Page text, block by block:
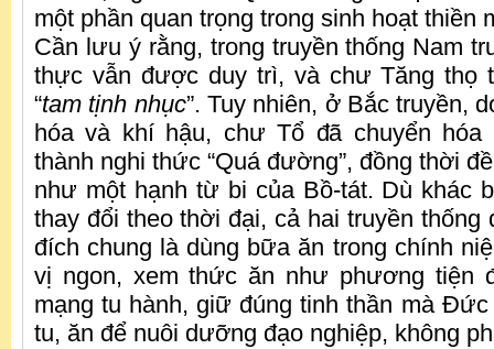
một phần quan trọng trong sinh hoạt thiền
Cần lưu ý rằng, trong truyền thống Nam
thực vẫn được duy trì, và chư Tăng thọ
“tam tịnh nhục”. Tuy nhiên, ở Bắc truyền,
hóa và khí hậu, chư Tổ đã chuyển
thành nghi thức “Quá đường”, đồng thời
như một hạnh từ bi của Bồ-tát. Dù khác
thay đổi theo thời đại, cả hai truyền thống
đích chung là dùng bữa ăn trong chính
vị ngon, xem thức ăn như phương tiện
mạng tu hành, giữ đúng tinh thần mà
tu, ăn để nuôi dưỡng đạo nghiệp, không